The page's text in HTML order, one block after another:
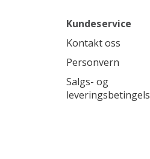
Kundeservice
Kontakt oss
Personvern
Salgs- og